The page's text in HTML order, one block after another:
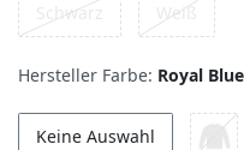
Schwarz Weiß
Hersteller Farbe: Royal Blue
Keine Auswahl